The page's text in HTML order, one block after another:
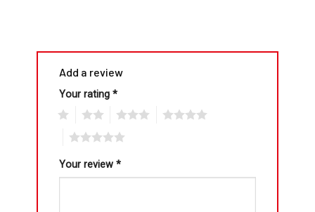
Add a review
Your rating *
Your review *